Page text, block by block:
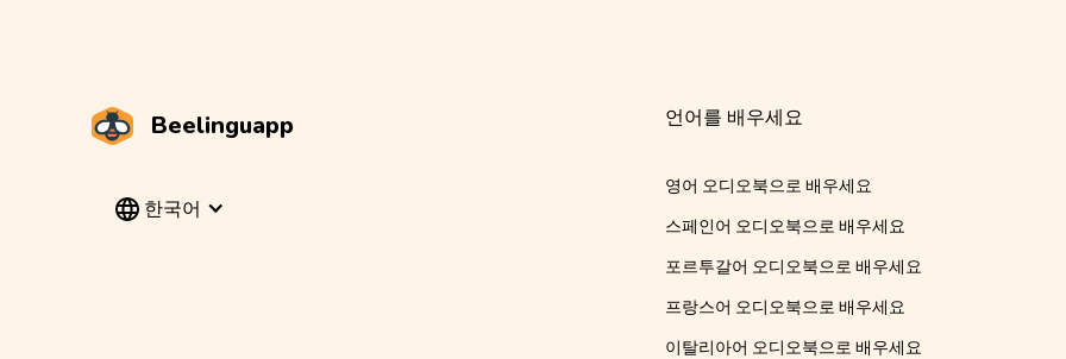
Beelinguapp
한국어
언어를 배우세요
영어 오디오북으로 배우세요
스페인어 오디오북으로 배우세요
포르투갈어 오디오북으로 배우세요
프랑스어 오디오북으로 배우세요
이탈리아어 오디오북으로 배우세요